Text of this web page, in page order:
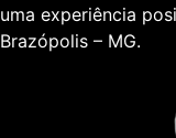
uma experiência
Brazópolis – MG.